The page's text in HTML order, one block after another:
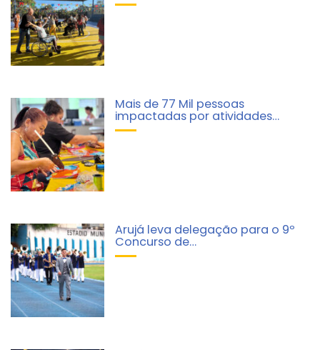
Mais de 77 Mil pessoas
impactadas por atividades…
Arujá leva delegação para o 9º
Concurso de…